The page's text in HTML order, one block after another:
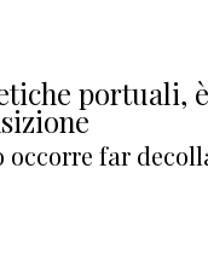
portuali,
occorre far